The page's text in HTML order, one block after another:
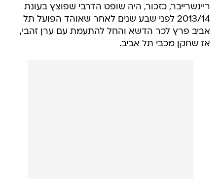
ריינשרייבר, כזכור, היה שופט הדרבי שפוצץ בעונת
2013/14 לפני שבע שנים לאחר שאוהד הפועל תל
אביב פרץ לכר הדשא והחל להתעמת עם ערן זהבי,
אז שחקן מכבי תל אביב.